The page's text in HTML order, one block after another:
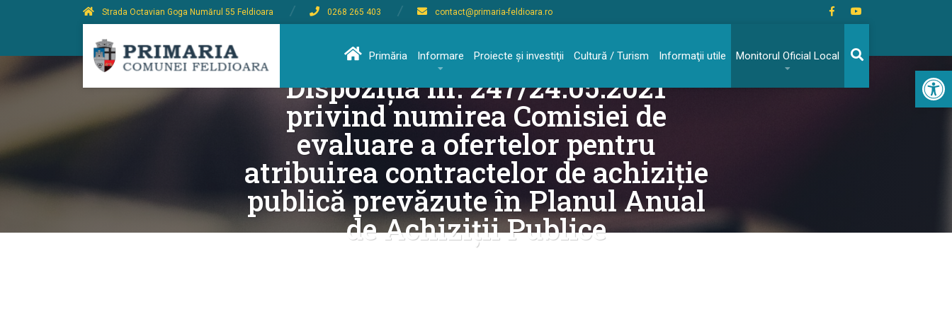
Strada Octavian Goga Numărul 55 Feldioara 0268 265 403 contact@primaria-feldioara.ro
Primăria Informare Proiecte şi investiţii Cultură / Turism Informaţii utile Monitorul Oficial Local
Dispoziția nr. 247/24.05.2021
privind numirea Comisiei de
evaluare a ofertelor pentru
atribuirea contractelor de achiziție
publică prevăzute în Planul Anual
de Achiziții Publice